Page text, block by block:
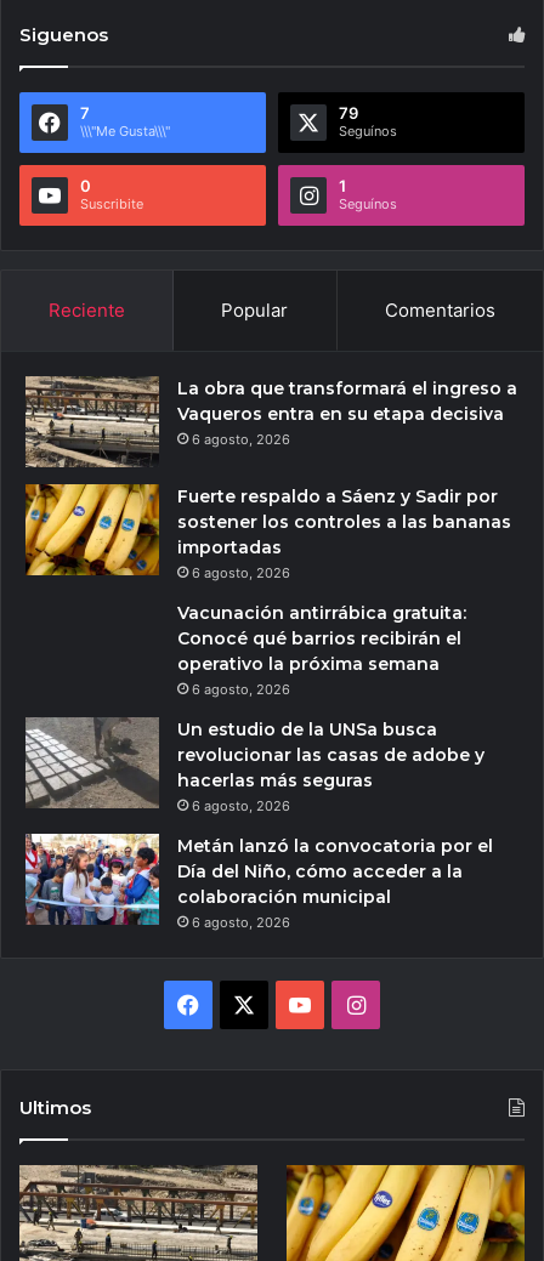
Siguenos
7
\\\"Me Gusta\\\"
79
Seguínos
0
Suscribite
1
Seguínos
Reciente Popular Comentarios
La obra que transformará el ingreso a
Vaqueros entra en su etapa decisiva
6 agosto, 2026
Fuerte respaldo a Sáenz y Sadir por
sostener los controles a las bananas
importadas
6 agosto, 2026
Vacunación antirrábica gratuita:
Conocé qué barrios recibirán el
operativo la próxima semana
6 agosto, 2026
Un estudio de la UNSa busca
revolucionar las casas de adobe y
hacerlas más seguras
6 agosto, 2026
Metán lanzó la convocatoria por el
Día del Niño, cómo acceder a la
colaboración municipal
6 agosto, 2026
Facebook YouTubeInstagram
Ultimos